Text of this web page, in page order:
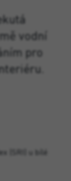
vodní
pro
(SRI) u bílé